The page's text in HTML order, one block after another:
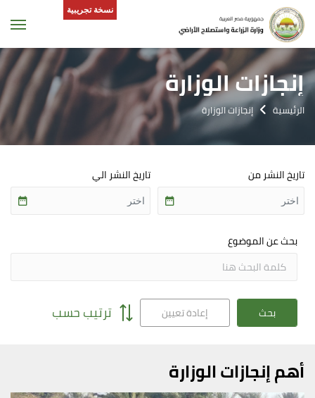
نسخة تجريبية
إنجازات الوزارة
الرئيسية إنجازات الوزارة
تاريخ النشر من تاريخ النشر الي
بحث عن الموضوع
بحث إعادة تعيين ترتيب حسب
أهم إنجازات الوزارة